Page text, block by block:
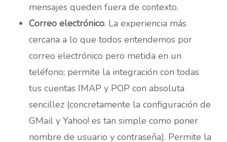
mensajes queden fuera de contexto.
Correo electrónico. La experiencia más
cercana a lo que todos entendemos por
correo electrónico pero metida en un
teléfono; permite la integración con todas
tus cuentas IMAP y POP con absoluta
sencillez (concretamente la configuración de
GMail y Yahoo! es tan simple como poner
nombre de usuario y contraseña). Permite la